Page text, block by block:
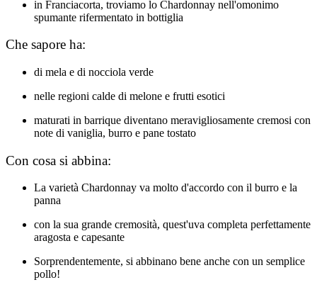
in Franciacorta, troviamo lo Chardonnay nell'omonimo
spumante rifermentato in bottiglia
Che sapore ha:
di mela e di nocciola verde
nelle regioni calde di melone e frutti esotici
maturati in barrique diventano meravigliosamente cremosi con
note di vaniglia, burro e pane tostato
Con cosa si abbina:
La varietà Chardonnay va molto d'accordo con il burro e la
panna
con la sua grande cremosità, quest'uva completa perfettamente
aragosta e capesante
Sorprendentemente, si abbinano bene anche con un semplice
pollo!